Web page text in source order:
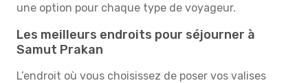
une option pour chaque type de voyageur.
Les meilleurs endroits pour séjourner à
Samut Prakan
L’endroit où vous choisissez de poser vos valises